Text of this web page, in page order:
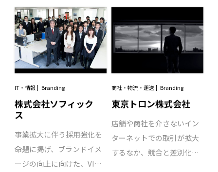
アリングを重ね、ビューテ
ィーガレージの独自性を探
すことから始まりました。
導き出した答えは「既成概
念にとらわれず、業界に新
のもの。中古美容機器の取
り扱いやITを活用した革新
的なサービス展開など、業
界を変革し続けてきた姿勢
そのものをコアに設定し、
掲げたコンセプトは「美容
ョンを図り、各店舗の認知
度向上から地域を活性化し
ていく取り組みを企画しま
した。そのモチーフとした
のが「オニ公園」の愛称で
ディングに向けた取り組み
がスタートしました。
な角度からディスカッショ
ンを重ねた結果、同社は
「最も大塚の街をよく知る
企業のひとつである」こと
を強みとして打ち出すこと
を提案。「街の歴史を知る
我々の仕事は、常に街への
愛がベースにある。」と話
すCEOの言葉こそがプロジ
ェクトの要だと考え、クリ
エイティブにも反映させて
れた自社らしさやグループ
企業らしさがなく、ステー
クホルダーに自社のアイデ
ンティティを伝え切れてい
ませんでした。そこで着手
ンディング・プロジェク
ト。従来まで、まとまりの
なかったコミュニケーショ
ンツールを一新し、グルー
IT・情報 Branding
株式会社ソフィック
ス
事業拡大に伴う採用強化を
命題に掲げ、ブランドイメ
ージの向上に向けた、VI開
商社・物流・運送 Branding
東京トロン株式会社
店舗や商社を介さないイン
ターネットでの取引が拡大
するなか、競合と差別化す